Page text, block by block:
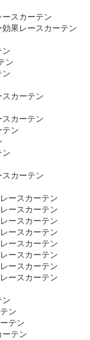
スカーテン
果レースカーテン
ン
ン
ン
カーテン
カーテン
テン
ン
スカーテン
ースカーテン
ースカーテン
ースカーテン
ースカーテン
ースカーテン
ースカーテン
ースカーテン
ースカーテン
ン
ン
テン
テン